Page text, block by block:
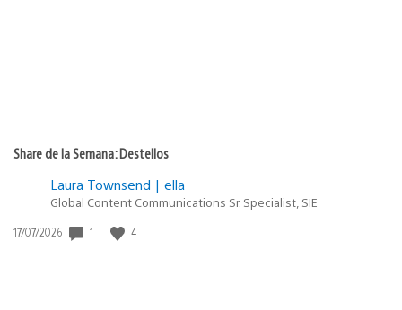
Share de la Semana: Destellos
Laura Townsend | ella
Global Content Communications Sr. Specialist, SIE
Fecha
17/07/2026 1 4